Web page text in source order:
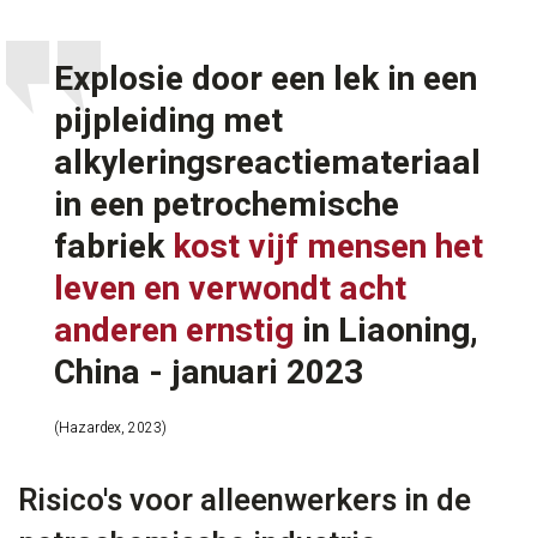
Explosie door een lek in een
pijpleiding met
alkyleringsreactiemateriaal
in een petrochemische
fabriekkost vijf mensen het
leven en verwondt acht
anderen ernstig in Liaoning,
China - januari 2023
(Hazardex, 2023)
Risico's voor alleenwerkers in de